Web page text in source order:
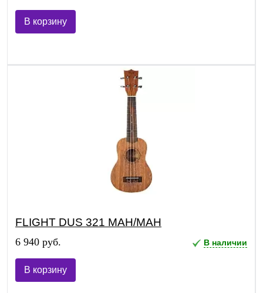
В корзину
FLIGHT DUS 321 MAH/MAH
6 940 руб. В наличии
В корзину